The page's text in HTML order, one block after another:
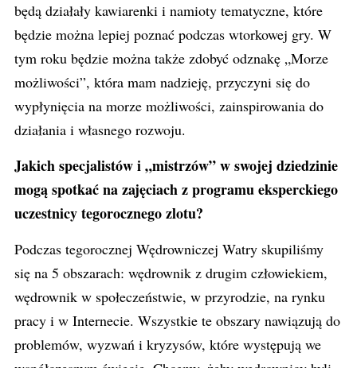
będą działały kawiarenki i namioty tematyczne, które
będzie można lepiej poznać podczas wtorkowej gry. W
tym roku będzie można także zdobyć odznakę „Morze
możliwości”, która mam nadzieję, przyczyni się do
wypłynięcia na morze możliwości, zainspirowania do
działania i własnego rozwoju.
Jakich specjalistów i „mistrzów” w swojej dziedzinie
mogą spotkać na zajęciach z programu eksperckiego
uczestnicy tegorocznego zlotu?
Podczas tegorocznej Wędrowniczej Watry skupiliśmy
się na 5 obszarach: wędrownik z drugim człowiekiem,
wędrownik w społeczeństwie, w przyrodzie, na rynku
pracy i w Internecie. Wszystkie te obszary nawiązują do
problemów, wyzwań i kryzysów, które występują we